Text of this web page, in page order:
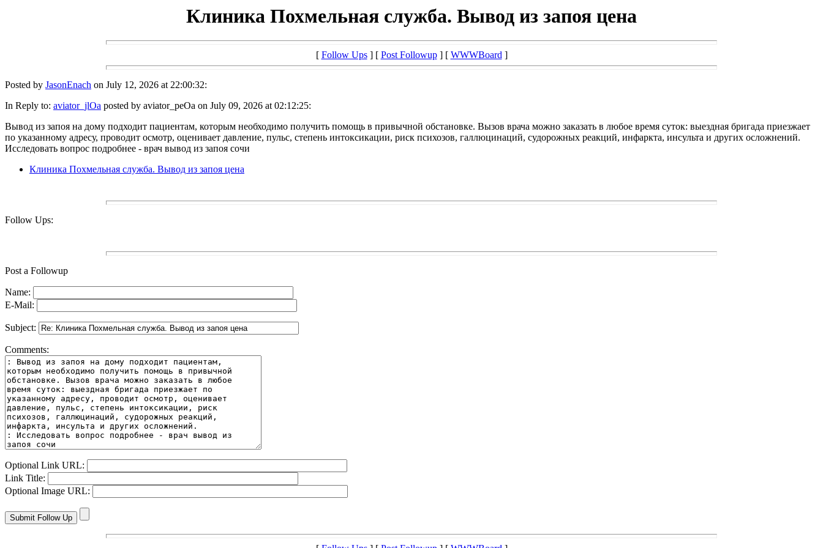
Клиника Похмельная служба. Вывод из запоя цена
[ Follow Ups] [ Post Followup] [ WWWBoard]
Posted by JasonEnach on July 12, 2026 at 22:00:32:
In Reply to: aviator_jlOa posted by aviator_peOa on July 09, 2026 at 02:12:25:
Вывод из запоя на дому подходит пациентам, которым необходимо получить помощь в привычной обстановке. Вызов врача можно заказать в любое время суток: выездная бригада приезжает
по указанному адресу, проводит осмотр, оценивает давление, пульс, степень интоксикации, риск психозов, галлюцинаций, судорожных реакций, инфаркта, инсульта и других осложнений.
Исследовать вопрос подробнее - врач вывод из запоя сочи
Клиника Похмельная служба. Вывод из запоя цена
Follow Ups:
Post a Followup
Name:
E-Mail:
Subject:
Comments:
Optional Link URL:
Link Title:
Optional Image URL: